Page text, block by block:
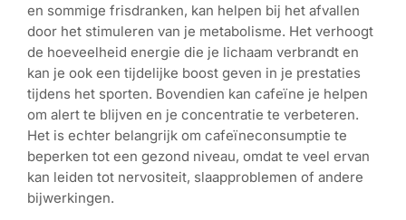
en sommige frisdranken, kan helpen bij het afvallen
door het stimuleren van je metabolisme. Het verhoogt
de hoeveelheid energie die je lichaam verbrandt en
kan je ook een tijdelijke boost geven in je prestaties
tijdens het sporten. Bovendien kan cafeïne je helpen
om alert te blijven en je concentratie te verbeteren.
Het is echter belangrijk om cafeïneconsumptie te
beperken tot een gezond niveau, omdat te veel ervan
kan leiden tot nervositeit, slaapproblemen of andere
bijwerkingen.